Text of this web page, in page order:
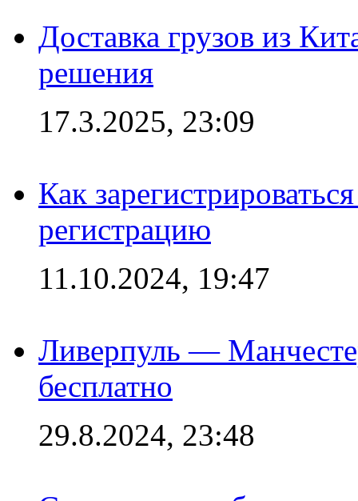
Доставка грузов из
решения
17.3.2025, 23:09
Как
регистрацию
11.10.2024, 19:47
Ливерпуль —
бесплатно
29.8.2024, 23:48